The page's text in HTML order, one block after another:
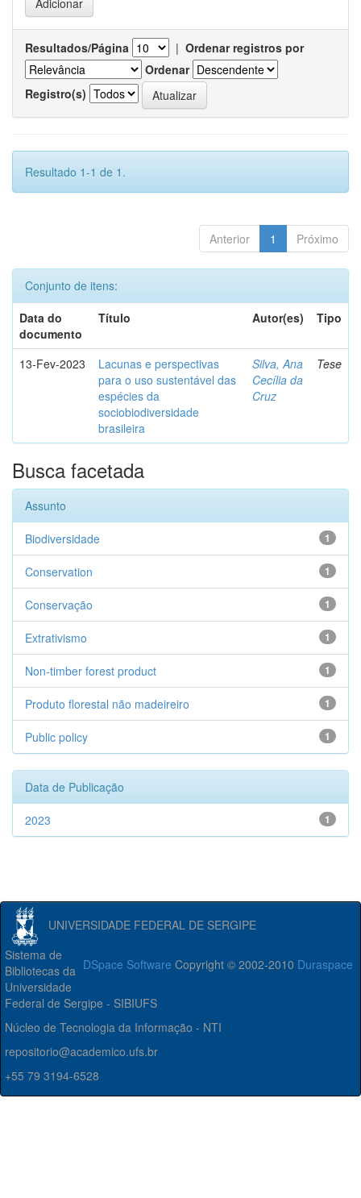
Resultados/Página | Ordenar registros por
Ordenar
Registro(s)
Resultado 1-1 de 1.
Anterior 1 Próximo
Conjunto de itens:
Data do
documento
Título Autor(es) Tipo
13-Fev-2023
Lacunas e perspectivas
para o uso sustentável das
espécies da
sociobiodiversidade
brasileira
Silva, Ana
Cecília da
Cruz
Tese
Busca facetada
Assunto
1
Biodiversidade
1
Conservation
1
Conservação
1
Extrativismo
1
Non-timber forest product
1
Produto florestal não madeireiro
1
Public policy
Data de Publicação
1
2023
UNIVERSIDADE FEDERAL DE SERGIPE
DSpace Software Copyright © 2002-2010 Duraspace
Sistema de
Bibliotecas da
Universidade
Federal de Sergipe - SIBIUFS
Núcleo de Tecnologia da Informação - NTI
repositorio@academico.ufs.br
+55 79 3194-6528